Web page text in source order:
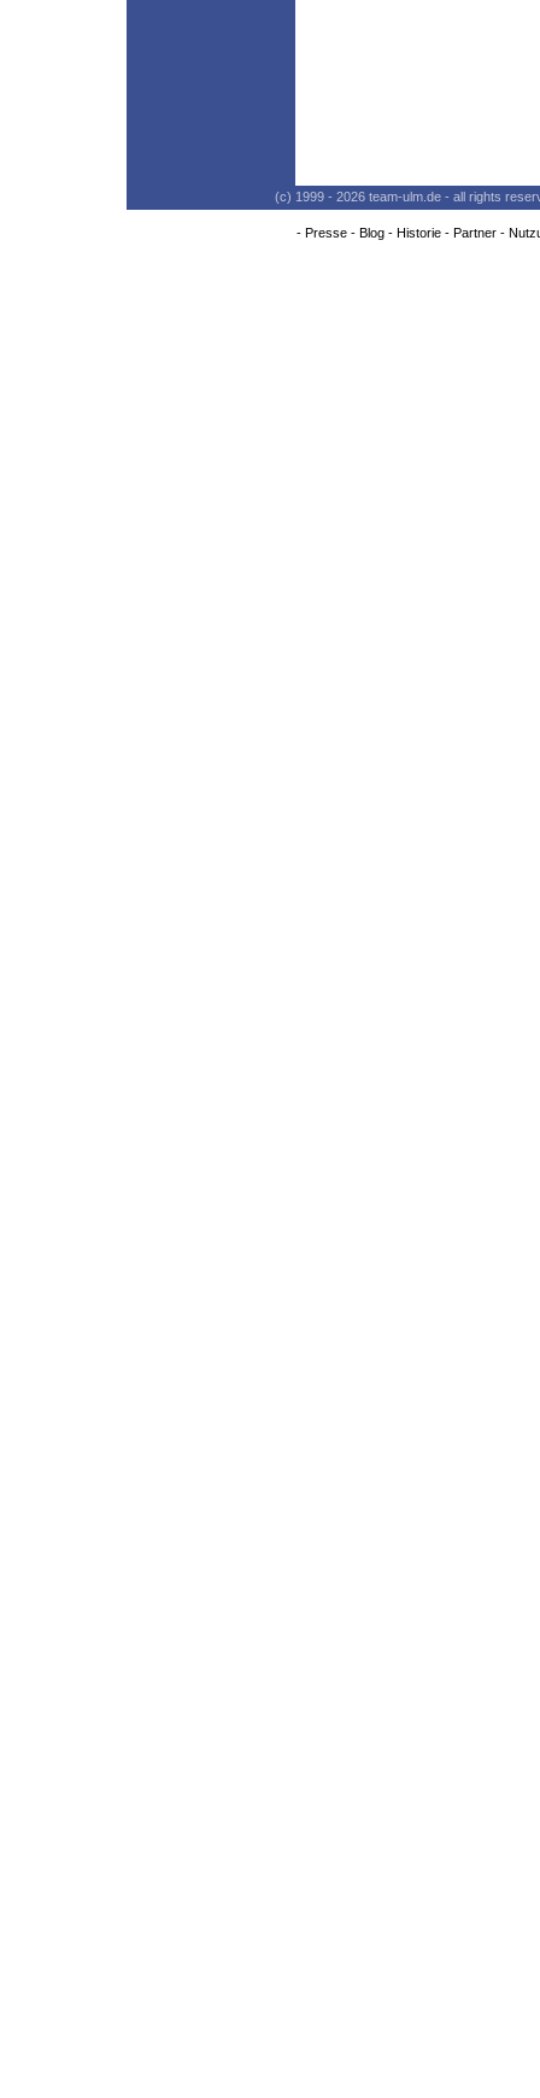
(c) 1999 - 2026 team-ulm.de - all rights
- Presse- Blog- Historie- Partner-